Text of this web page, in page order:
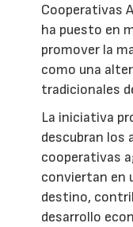
Cooperativas
ha puesto en
promover la
como una
tradicionales
La iniciativa
descubran los
cooperativas
conviertan en
destino,
desarrollo